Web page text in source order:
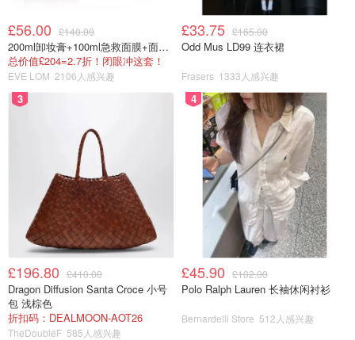
£56.00 £140.00
200ml卸妆膏+100ml急救面膜+面霜+洁颜布
总价值£204=2.7折！闭眼冲这套！
EVE LOM 2106人感兴趣
£33.75 £165.00
Odd Mus LD99 连衣裙
Frasers 1333人感兴趣
3
£196.80 £410.00
Dragon Diffusion Santa Croce 小号
包 浅棕色
折扣码：DEALMOON-AOT26
TheDoubleF 585人感兴趣
4
£45.90 £102.00
Polo Ralph Lauren 长袖休闲衬衫
Bernardelli Store 512人感兴趣